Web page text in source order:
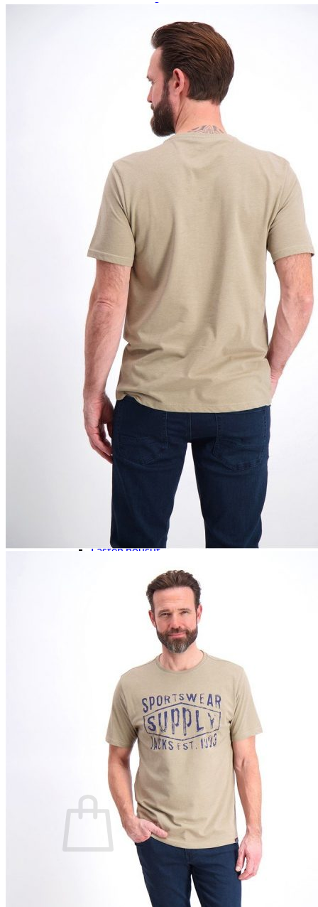
Naisten puserot
Jakut ja liivit
Naisten neuletakit
Naisten neulepuserot
Naisten mekot ja hameet
Naisten housut
Leggingsit ja collegehousut
Naisten housut
Naisten farkut
Caprit ja shortsit
Naisten asusteet
Vyöt ja korut
Naisten päähineet, huivit ja käsineet
Naisten yöasut ja alusvaatteet
Naisten alusvaatteet
Sukat ja sukkahousut
Naisten yöasut
Naisten aamutakit ja kylpytakit
Naisten takit
Naisten kevät-ja syystakit
Naisten nahkatakit
Naisten talvitakit
Lasten paidat
Lasten paidat
Lasten kauluspaidat
Lasten trikoopaidat
Lasten colleget ja hupparit
Lasten neuleet
Lasten mekot ja hameet
Mekot ja hameet
Lasten puvut,bleiserit,liivit
Liivit
Lasten housut
Lasten housut
Lasten farkut
Lasten shortsit
Lasten juhlahousut
Yöasut ja kylpytakit
Lasten yöpaidat
Lasten pyjamat
Lasten asusteet
Vyöt, käsineet,pipot, ym
Sukat, sukkahousut, ym
Lasten ulkoilu
Lasten takit
Ulkoilupuvut, housut ja haalarit
Ostoskori on tyhjä.
Takaisin kauppaan